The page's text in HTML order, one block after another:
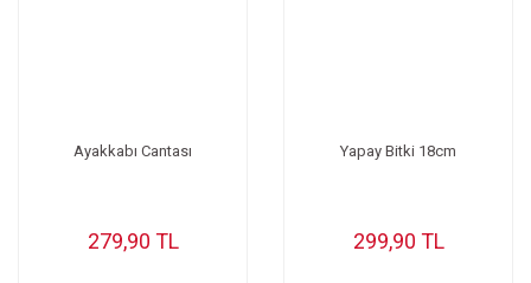
Ayakkabı Cantası
279,90 TL
Yapay Bitki 18cm
299,90 TL